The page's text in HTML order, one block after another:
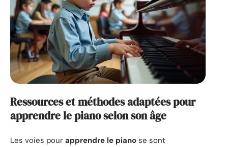
Ressources et méthodes adaptées pour
apprendre le piano selon son âge
Les voies pour apprendre le piano se sont